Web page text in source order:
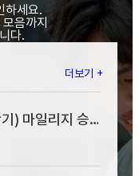
하세요.
음까지
다.
더보기 +
) 마일리지 승